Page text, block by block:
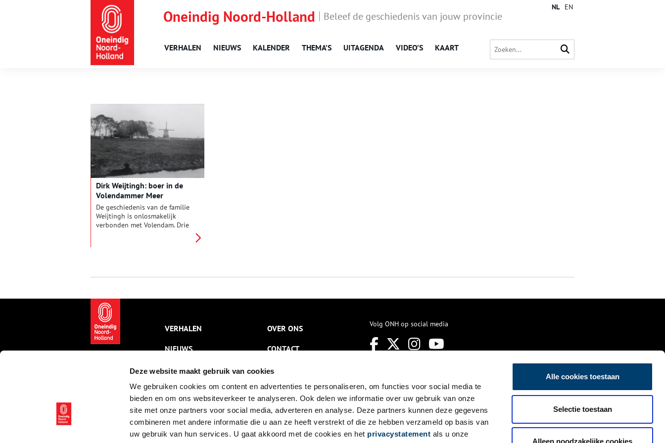
Deze website maakt gebruik van cookies
We gebruiken cookies om content en advertenties te personaliseren, om functies voor social media te
bieden en om ons websiteverkeer te analyseren. Ook delen we informatie over uw gebruik van onze
site met onze partners voor social media, adverteren en analyse. Deze partners kunnen deze gegevens
combineren met andere informatie die u aan ze heeft verstrekt of die ze hebben verzameld op basis van
uw gebruik van hun services. U gaat akkoord met de cookies en het privacystatement als u onze
Alle cookies toestaan
Selectie toestaan
Alleen noodzakelijke cookies
Oneindig Noord-Holland Beleef de geschiedenis van jouw provincie
VERHALEN NIEUWS KALENDER THEMA’S UITAGENDA VIDEO’S KAART
NL EN
Dirk Weijtingh: boer in de
Volendammer Meer
De geschiedenis van de familie
Weijtingh is onlosmakelijk
verbonden met Volendam. Drie
polder maakten ze lief en leed
te houden.
VERHALEN
NIEUWS
KALENDER
THEMA’S
ACTIVITEITEN
VIDEO’S
OVER ONS
CONTACT
NIEUWSBRIEF
DISCLAIMER
PRIVACY
TOEGANKELIJKHEID
Volg ONH op social media